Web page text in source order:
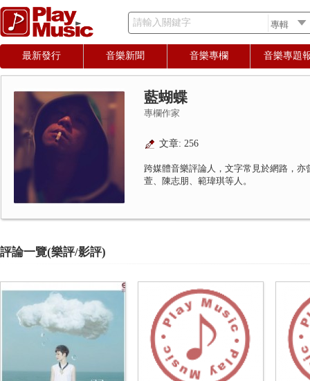
請輸入關鍵字
最新發行 音樂新聞 音樂專欄 音樂專題
藍蝴蝶
專欄作家
文章: 256
跨媒體音樂評論人，文字常見於網路，
萱、陳志朋、範瑋琪等人。
評論一覽(樂評/影評)